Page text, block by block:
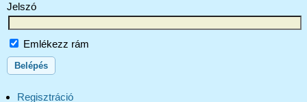
Jelszó
Emlékezz rám
Regisztráció